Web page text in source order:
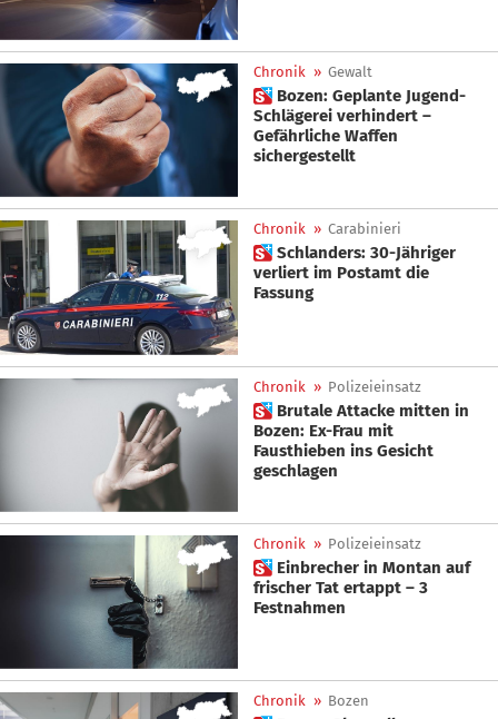
Chronik » Gewalt
 Bozen: Geplante Jugend-
Schlägerei verhindert –
Gefährliche Waffen
sichergestellt
Chronik » Carabinieri
 Schlanders: 30-Jähriger
verliert im Postamt die
Fassung
Chronik » Polizeieinsatz
 Brutale Attacke mitten in
Bozen: Ex-Frau mit
Fausthieben ins Gesicht
geschlagen
Chronik » Polizeieinsatz
 Einbrecher in Montan auf
frischer Tat ertappt – 3
Festnahmen
Chronik » Bozen